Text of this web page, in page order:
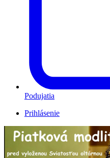
Podujatia
Prihlásenie